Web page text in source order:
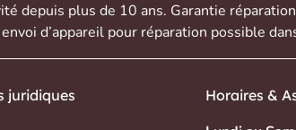
depuis plus de 10 ans. Garantie
envoi d’appareil pour réparation possible
juridiques Horaires &